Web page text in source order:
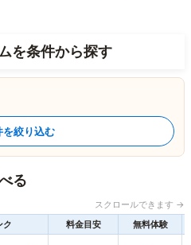
を条件から探す
を絞り込む
る
スクロールできます →
ク 料金目安 無料体験